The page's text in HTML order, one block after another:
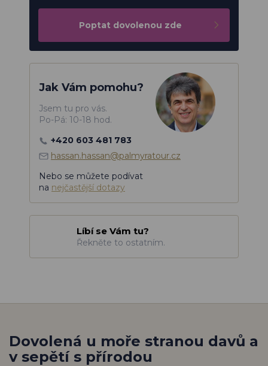
Poptat dovolenou zde
Jak Vám pomohu?
Jsem tu pro vás.
Po-Pá: 10-18 hod.
+420 603 481 783
hassan.hassan@palmyratour.cz
Nebo se můžete podívat
na nejčastější dotazy
Líbí se Vám tu?
Řekněte to ostatním.
Dovolená u moře stranou davů a
v sepětí s přírodou